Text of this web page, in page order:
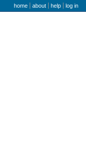
user menu
home about help log in